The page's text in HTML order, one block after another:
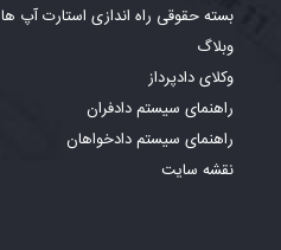
بسته حقوقی راه اندازی استارت آپ ها
وبلاگ
وکلای دادپرداز
راهنمای سیستم دادفران
راهنمای سیستم دادخواهان
نقشه سایت